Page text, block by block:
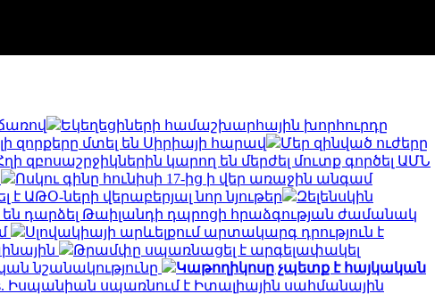
Եկեղեցիների համաշխարհային խորհուրդը
զորքերը մտել են Սիրիայի հարավ
Մեր զինված ուժերը
զբոսաշրջիկներին կարող են մերժել մուտք գործել ԱՄՆ
Ոսկու գինը հունիսի 17-ից ի վեր առաջին անգամ
ԱԹՕ-ների վերաբերյալ նոր նյութեր
Զելենսկին
դարձել Թաիլանդի դպրոցի հրաձգության ժամանակ
Սլովակիայի արևելքում արտակարգ դրություն է
Թրամփը սպառնացել է արգելափակել
նշանակությունը
Կաթողիկոսը չպետք է հայկական
Իսպանիան սպառնում է Իտալիային սահմանային